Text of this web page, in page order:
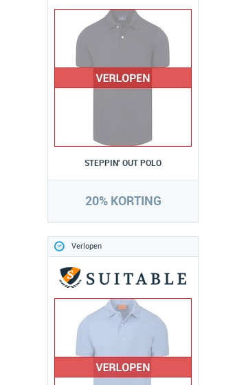
STEPPIN' OUT POLO
20% KORTING
Verlopen